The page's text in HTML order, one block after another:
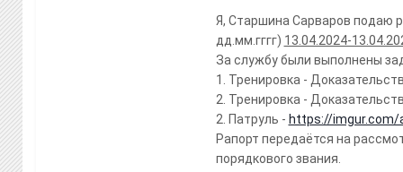
Я, Старшина Сарваров подаю
дд.мм.гггг) 13.04.2024-
За службу были выполнены
1. Тренировка -
2. Тренировка -
2. Патруль - https://imgur.com/
Рапорт передаётся на
порядкового звания.